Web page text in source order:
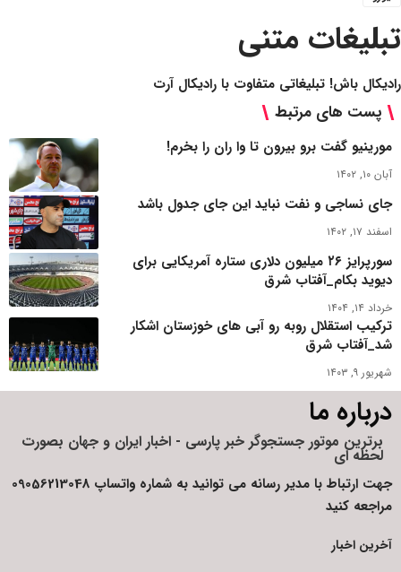
تبلیغات متنی
رادیکال باش! تبلیغاتی متفاوت با رادیکال آرت
پست های مرتبط
مورینیو گفت برو بیرون تا وا ران را بخرم!
آبان ۱۰, ۱۴۰۲
جای نساجی و نفت نباید این جای جدول باشد
اسفند ۱۷, ۱۴۰۲
سورپرایز ۲۶ میلیون دلاری ستاره آمریکایی برای
دیوید بکام_آفتاب شرق
خرداد ۱۴, ۱۴۰۴
ترکیب استقلال روبه رو آبی های خوزستان اشکار
شد_آفتاب شرق
شهریور ۹, ۱۴۰۳
درباره ما
برترین موتور جستجوگر خبر پارسی - اخبار ایران و جهان بصورت
لحظه ای
جهت ارتباط با مدیر رسانه می توانید به شماره واتساپ 09056213048
مراجعه کنید
آخرین اخبار